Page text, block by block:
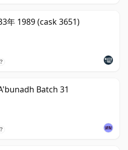
年 1989 (cask 3651)
?
Batch 31
?